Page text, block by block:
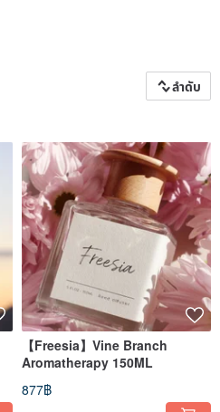
ลำดับ
【Freesia】Vine Branch
Aromatherapy 150ML
877฿